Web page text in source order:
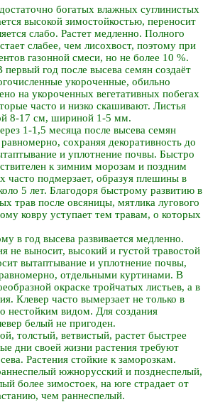
богатых влажных суглинистых
высокой зимостойкостью, переносит
слабо. Растет медленно. Полного
слабее, чем лисохвост, поэтому при
газонной смеси, но не более 10 %.
год после высева семян создаёт
укороченные, обильно
на укороченных вегетативных побегах
часто и низко скашивают. Листья
8-17 см, шириной 1-5 мм.
1-1,5 месяца после высева семян
сохраняя декоративность до
и уплотнение почвы. Быстро
к зимним морозам и поздним
подмерзает, образуя плешины в
5 лет. Благодоря быстрому развитию в
трав после овсяницы, мятлика лугового
ковру уступает тем травам, о которых
в год высева развивается медленно.
не выносит, высокий и густой травостой
вытаптывание и уплотнение почвы,
отдельными куртинами. В
окраске тройчатых листьев, а в
Клевер часто вымерзает не только в
нестойким видом. Для создания
белый не пригоден.
толстый, ветвистый, растет быстрее
дни своей жизни растения требуют
Растения стойкие к заморозкам.
южнорусский и позднеспелый,
более зимостоек, на юге страдает от
чем раннеспелый.